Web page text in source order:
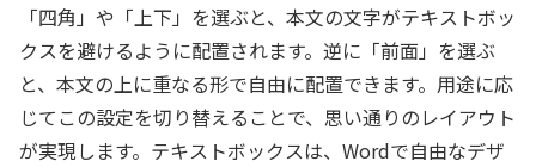
「四角」や「上下」を選ぶと、本文の文字がテキストボッ
クスを避けるように配置されます。逆に「前面」を選ぶ
と、本文の上に重なる形で自由に配置できます。用途に応
じてこの設定を切り替えることで、思い通りのレイアウト
が実現します。テキストボックスは、Wordで自由なデザ